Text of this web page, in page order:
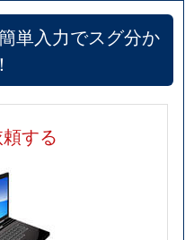
単入力でスグ分か
する